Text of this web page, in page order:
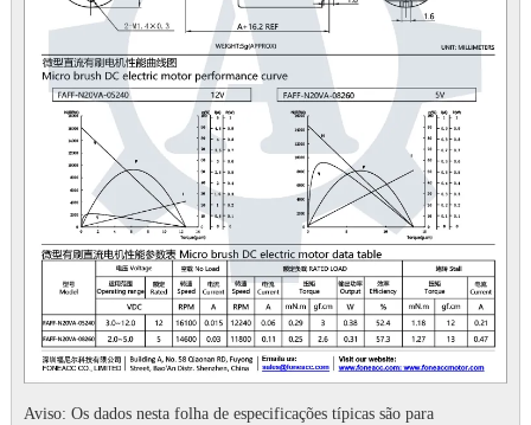
Aviso: Os dados nesta folha de especificações típicas são para